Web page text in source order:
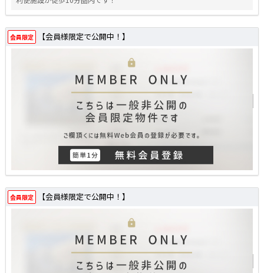
会員限定 【会員様限定で公開中！】
会員限定 【会員様限定で公開中！】